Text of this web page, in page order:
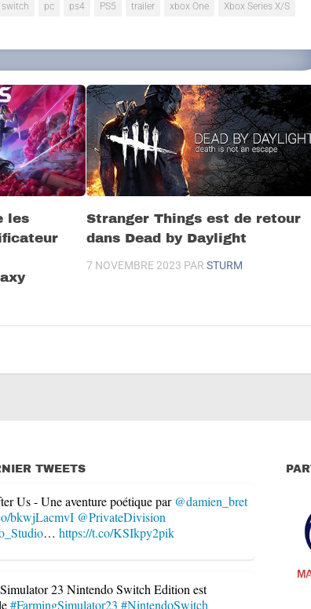
pc ps4 PS5 trailer xbox One Xbox Series X/S
les
Stranger Things est de retour
dans Dead by Daylight
7 NOVEMBRE 2023 PARSTURM
TWEETS
Us - Une aventure poétique par @damien_bret
bkwjLacmvI @PrivateDivision
… https://t.co/KSIkpy2pik
23 Nintendo Switch Edition est
#FarmingSimulator23 #NintendoSwitch